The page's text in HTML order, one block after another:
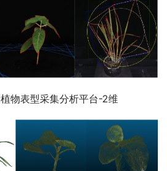
物表型采集分析平台-2维